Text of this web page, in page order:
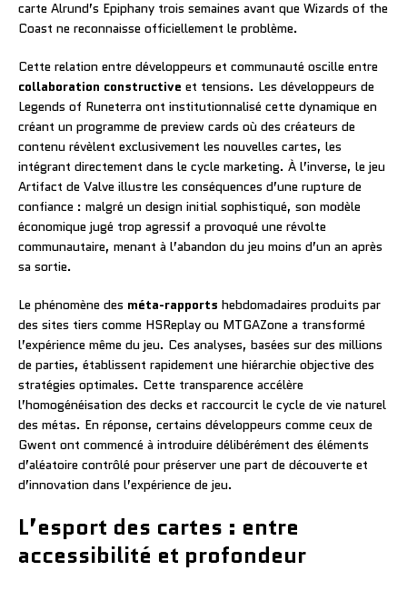
carte Alrund’s Epiphany trois semaines avant que Wizards of the
Coast ne reconnaisse officiellement le problème.
Cette relation entre développeurs et communauté oscille entre
collaboration constructive et tensions. Les développeurs de
Legends of Runeterra ont institutionnalisé cette dynamique en
créant un programme de preview cards où des créateurs de
contenu révèlent exclusivement les nouvelles cartes, les
intégrant directement dans le cycle marketing. À l’inverse, le jeu
Artifact de Valve illustre les conséquences d’une rupture de
confiance : malgré un design initial sophistiqué, son modèle
économique jugé trop agressif a provoqué une révolte
communautaire, menant à l’abandon du jeu moins d’un an après
sa sortie.
Le phénomène des méta-rapports hebdomadaires produits par
des sites tiers comme HSReplay ou MTGAZone a transformé
l’expérience même du jeu. Ces analyses, basées sur des millions
de parties, établissent rapidement une hiérarchie objective des
stratégies optimales. Cette transparence accélère
l’homogénéisation des decks et raccourcit le cycle de vie naturel
des métas. En réponse, certains développeurs comme ceux de
Gwent ont commencé à introduire délibérément des éléments
d’aléatoire contrôlé pour préserver une part de découverte et
d’innovation dans l’expérience de jeu.
L’esport des cartes : entre
accessibilité et profondeur